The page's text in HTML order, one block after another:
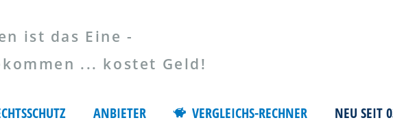
ANBIETER VERGLEICHS-RECHNER NEU SEIT
ist das Eine -
... kostet Geld!